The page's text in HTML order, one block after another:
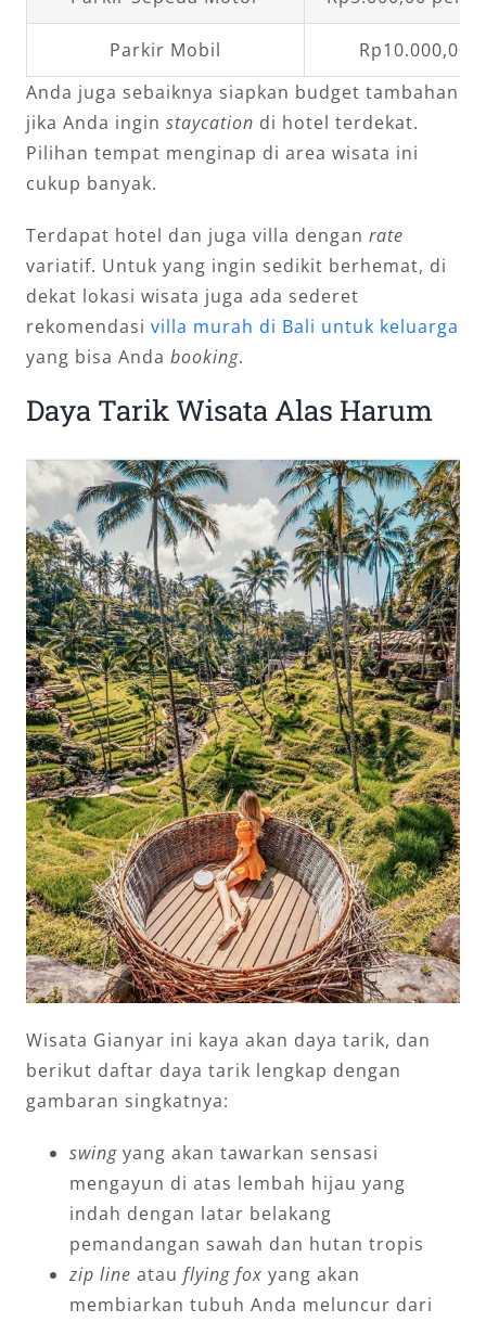
Parkir Mobil
Rp10.000,00
Anda juga sebaiknya siapkan budget tambahan
jika Anda ingin staycation di hotel terdekat.
Pilihan tempat menginap di area wisata ini
cukup banyak.
Terdapat hotel dan juga villa dengan rate
variatif. Untuk yang ingin sedikit berhemat, di
dekat lokasi wisata juga ada sederet
rekomendasi villa murah di Bali untuk keluarga
yang bisa Anda booking.
Daya Tarik Wisata Alas Harum
Wisata Gianyar ini kaya akan daya tarik, dan
berikut daftar daya tarik lengkap dengan
gambaran singkatnya:
swingyang akan tawarkan sensasi
mengayun di atas lembah hijau yang
indah dengan latar belakang
pemandangan sawah dan hutan tropis
zip line atau flying fox yang akan
membiarkan tubuh Anda meluncur dari